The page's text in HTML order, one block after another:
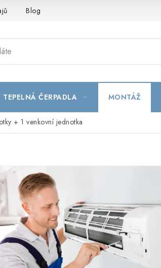
Blog
TEPELNÁ ČERPADLA MONTÁŽ
+ 1 venkovní jednotka